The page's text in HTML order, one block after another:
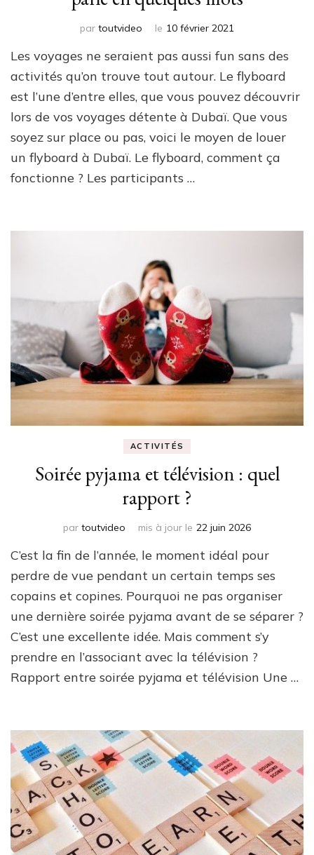
par toutvideo le 10 février 2021
Les voyages ne seraient pas aussi fun sans des
activités qu’on trouve tout autour. Le flyboard
est l’une d’entre elles, que vous pouvez découvrir
lors de vos voyages détente à Dubaï. Que vous
soyez sur place ou pas, voici le moyen de louer
un flyboard à Dubaï. Le flyboard, comment ça
fonctionne ? Les participants …
ACTIVITÉS
Soirée pyjama et télévision : quel
rapport ?
par toutvideo mis à jour le 22 juin 2026
C’est la fin de l’année, le moment idéal pour
perdre de vue pendant un certain temps ses
copains et copines. Pourquoi ne pas organiser
une dernière soirée pyjama avant de se séparer ?
C’est une excellente idée. Mais comment s’y
prendre en l’associant avec la télévision ?
Rapport entre soirée pyjama et télévision Une …